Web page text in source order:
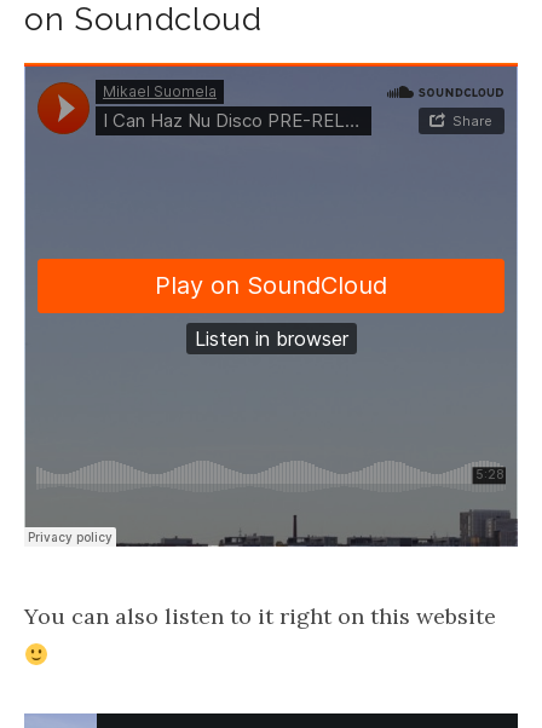
on Soundcloud
You can also listen to it right on this website